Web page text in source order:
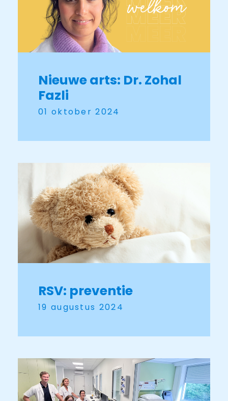
Nieuwe arts: Dr. Zohal
Fazli
01 oktober 2024
RSV: preventie
19 augustus 2024